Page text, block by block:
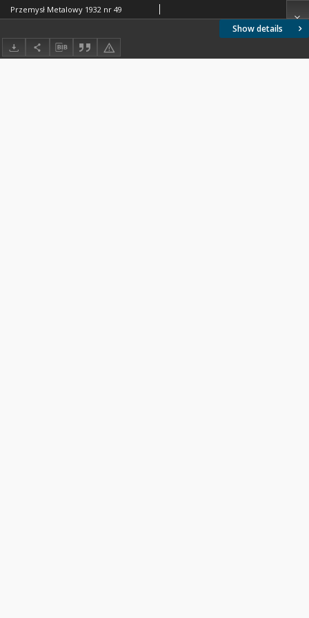
Show details
Przemysł Metalowy 1932 nr 49